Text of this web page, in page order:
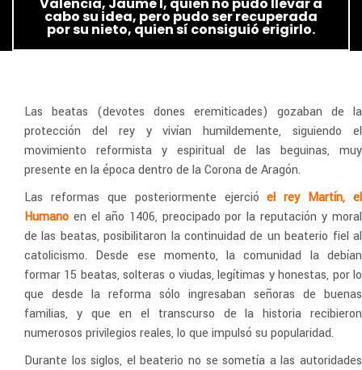
cabo su idea, pero pudo ser recuperada
por su nieto, quien sí consiguió erigirlo.
Las beatas (devotes dones eremiticades) gozaban de la
protección del rey y vivían humildemente, siguiendo el
movimiento reformista y espiritual de las beguinas, muy
presente en la época dentro de la Corona de Aragón.
Las reformas que posteriormente ejercióel rey Martín, el
Humano en el año 1406, preocipado por la reputación y moral
de las beatas, posibilitaron la continuidad de un beaterio fiel al
catolicismo. Desde ese momento, la comunidad la debían
formar 15 beatas, solteras o viudas, legítimas y honestas, por lo
que desde la reforma sólo ingresaban señoras de buenas
familias, y que en el transcurso de la historia recibieron
numerosos privilegios reales, lo que impulsó su popularidad.
Durante los siglos, el beaterio no se sometía a las autoridades